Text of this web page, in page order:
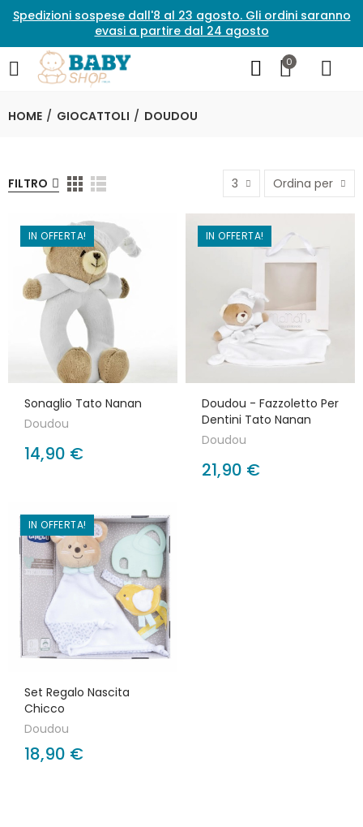
Spedizioni sospese dall'8 al 23 agosto. Gli ordini saranno
evasi a partire dal 24 agosto
0
HOME GIOCATTOLI DOUDOU
FILTRO 3 Ordina per
IN OFFERTA!
Sonaglio Tato Nanan
Doudou
14,90 €
IN OFFERTA!
Doudou - Fazzoletto Per
Dentini Tato Nanan
Doudou
21,90 €
IN OFFERTA!
Set Regalo Nascita
Chicco
Doudou
18,90 €